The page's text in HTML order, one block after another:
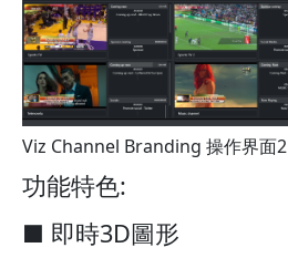
Viz Channel Branding 操作界面2
功能特色:
■ 即時3D圖形